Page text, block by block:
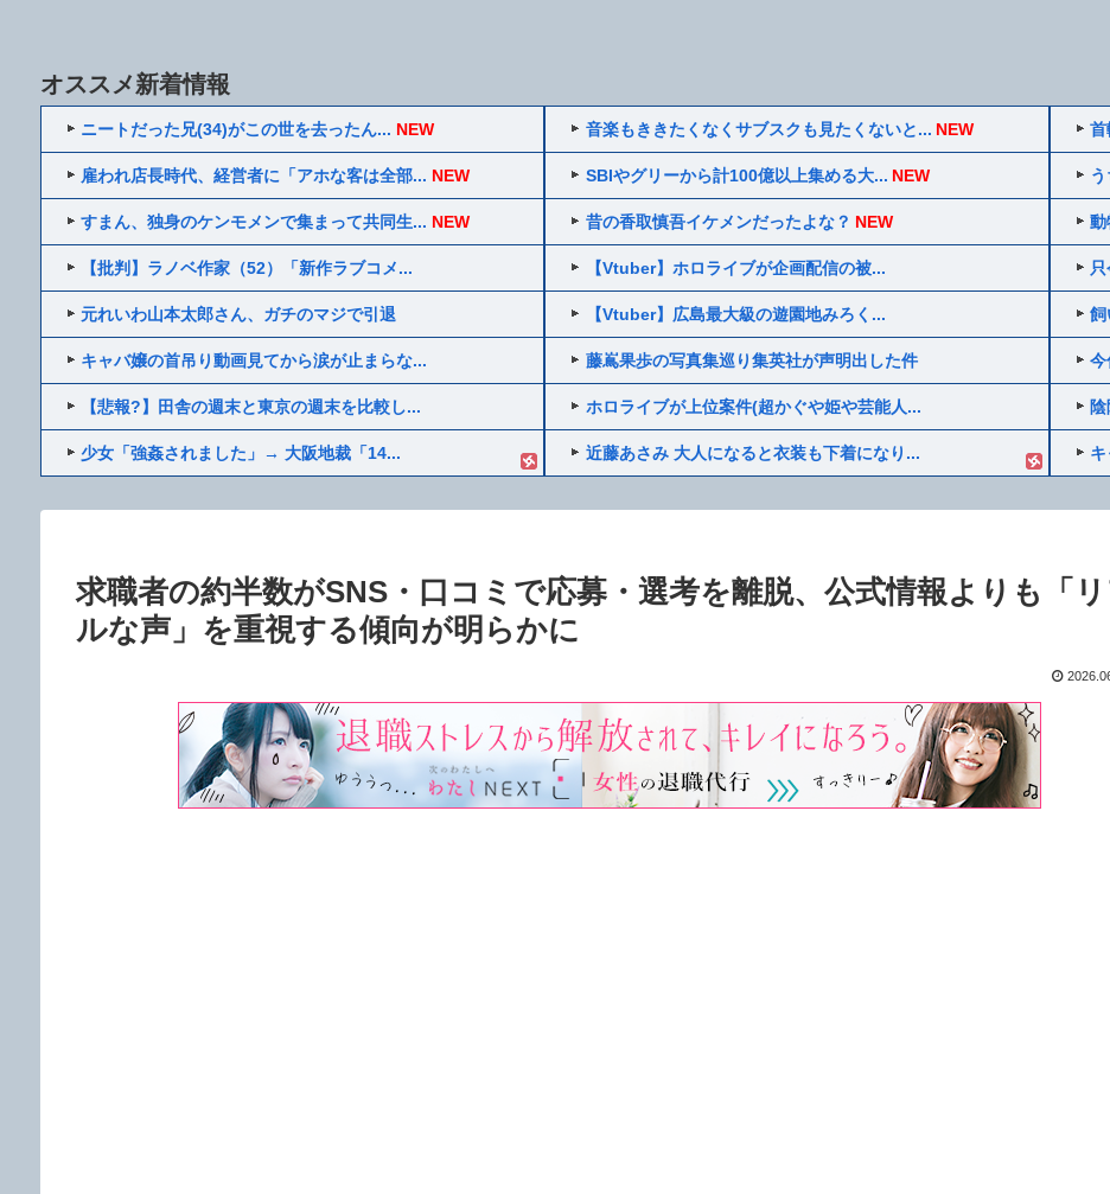
オススメ新着情報
ニートだった兄(34)がこの世を去ったん... NEW
雇われ店長時代、経営者に「アホな客は全部... NEW
すまん、独身のケンモメンで集まって共同生... NEW
【批判】ラノベ作家（52）「新作ラブコメ...
元れいわ山本太郎さん、ガチのマジで引退
キャバ嬢の首吊り動画見てから涙が止まらな...
【悲報?】田舎の週末と東京の週末を比較し...
少女「強姦されました」→ 大阪地裁「14...
音楽もききたくなくサブスクも見たくないと... NEW
SBIやグリーから計100億以上集める大... NEW
昔の香取慎吾イケメンだったよな？ NEW
【Vtuber】ホロライブが企画配信の被...
【Vtuber】広島最大級の遊園地みろく...
藤嶌果歩の写真集巡り集英社が声明出した件
ホロライブが上位案件(超かぐや姫や芸能人...
近藤あさみ 大人になると衣装も下着になり...
首
動
飼
今
求職者の約半数がSNS・口コミで応募・選考を離脱、公式情報よりも「
ルな声」を重視する傾向が明らかに